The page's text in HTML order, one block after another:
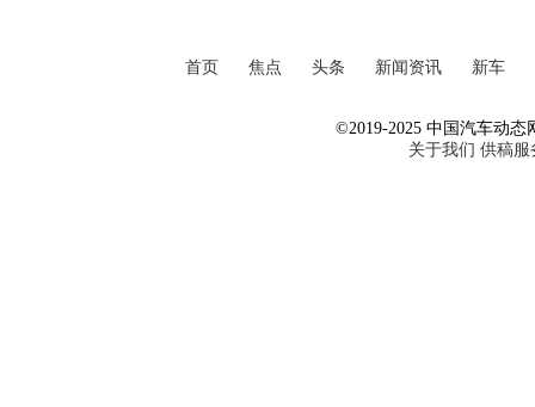
首页 焦点 头条 新闻资讯 新车
©2019-2025 中国汽车动态
关于我们 供稿服